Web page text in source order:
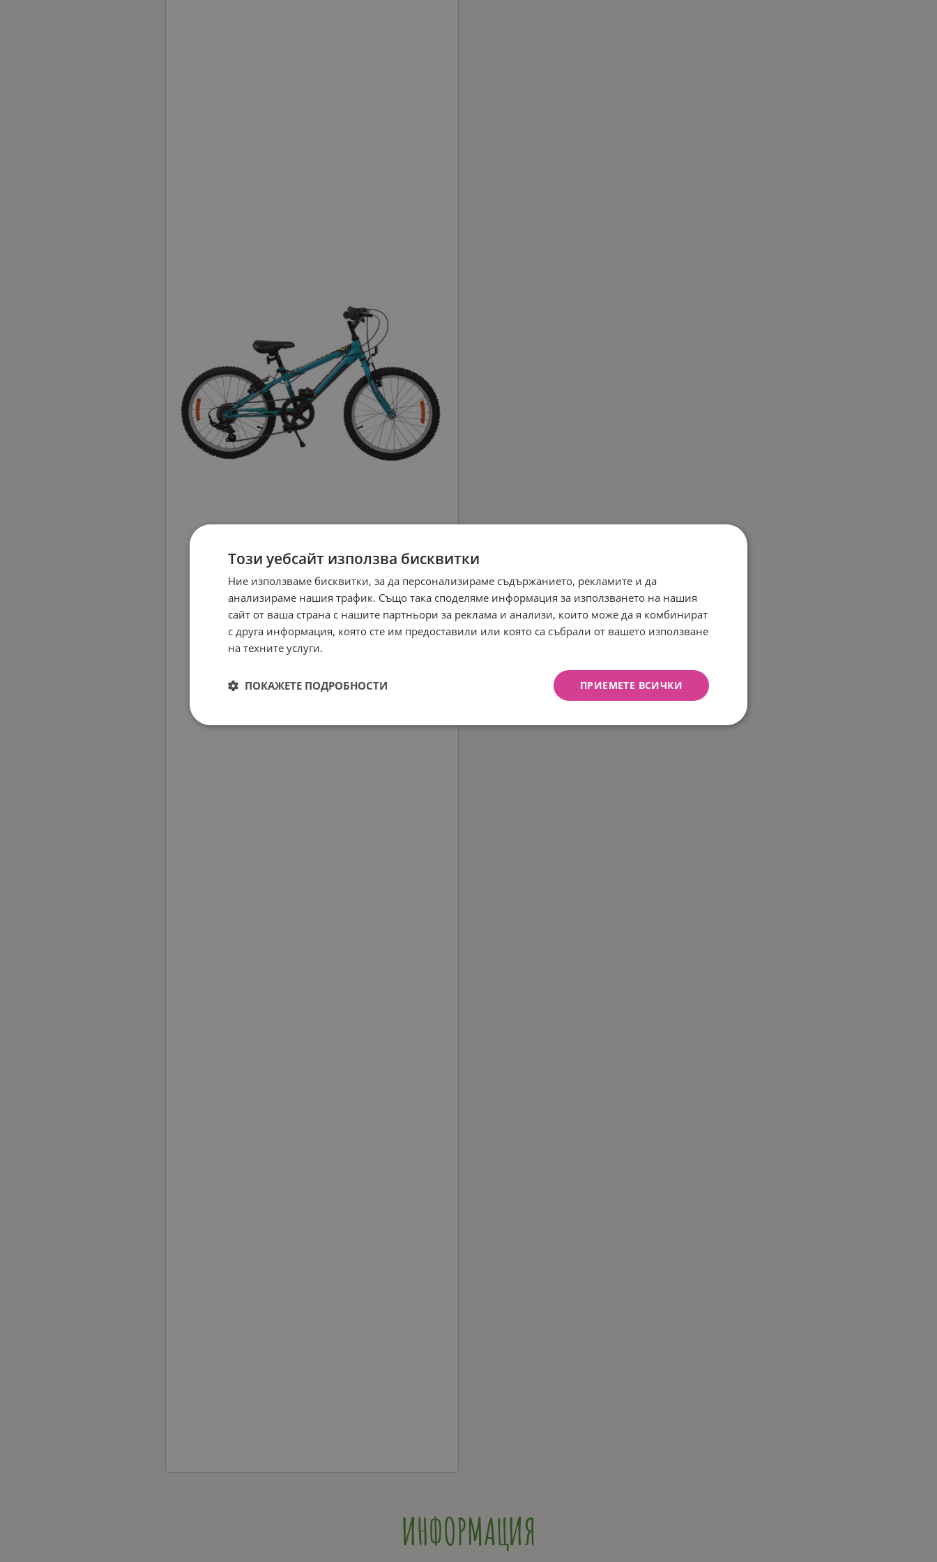
ИНФОРМАЦИЯ
Този уебсайт използва бисквитки
Ние използваме бисквитки, за да персонализираме съдържанието, рекламите и да
анализираме нашия трафик. Също така споделяме информация за използването на нашия
сайт от ваша страна с нашите партньори за реклама и анализи, които може да я комбинират
с друга информация, която сте им предоставили или която са събрали от вашето използване
на техните услуги.
ПРИЕМЕТЕ ВСИЧКИ
ПОКАЖЕТЕ ПОДРОБНОСТИ